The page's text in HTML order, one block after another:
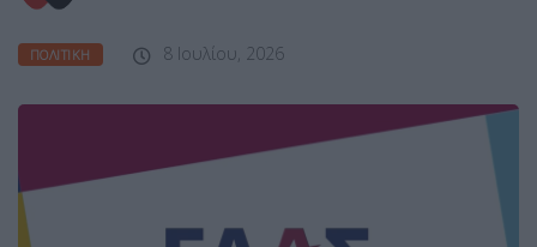
ΠΟΛΙΤΙΚΉ 8 Ιουλίου, 2026